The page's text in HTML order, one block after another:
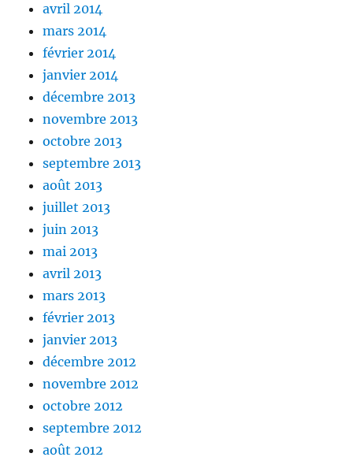
avril 2014
mars 2014
février 2014
janvier 2014
décembre 2013
novembre 2013
octobre 2013
septembre 2013
août 2013
juillet 2013
juin 2013
mai 2013
avril 2013
mars 2013
février 2013
janvier 2013
décembre 2012
novembre 2012
octobre 2012
septembre 2012
août 2012